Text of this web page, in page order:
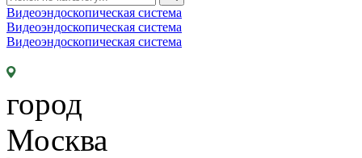
Видеоэндоскопическая система
Видеоэндоскопическая система
Видеоэндоскопическая система
город
Москва